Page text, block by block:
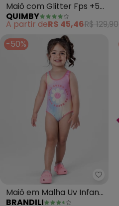
Maiô com Glitter Fps +50
(Rosa)
QUIMBY
A partir deR$ 45,46R$ 129,90
-50%
Maiô em Malha Uv Infantil
BRANDILI